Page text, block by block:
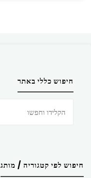
חיפוש כללי באתר
חיפוש לפי קטגוריה / מותג